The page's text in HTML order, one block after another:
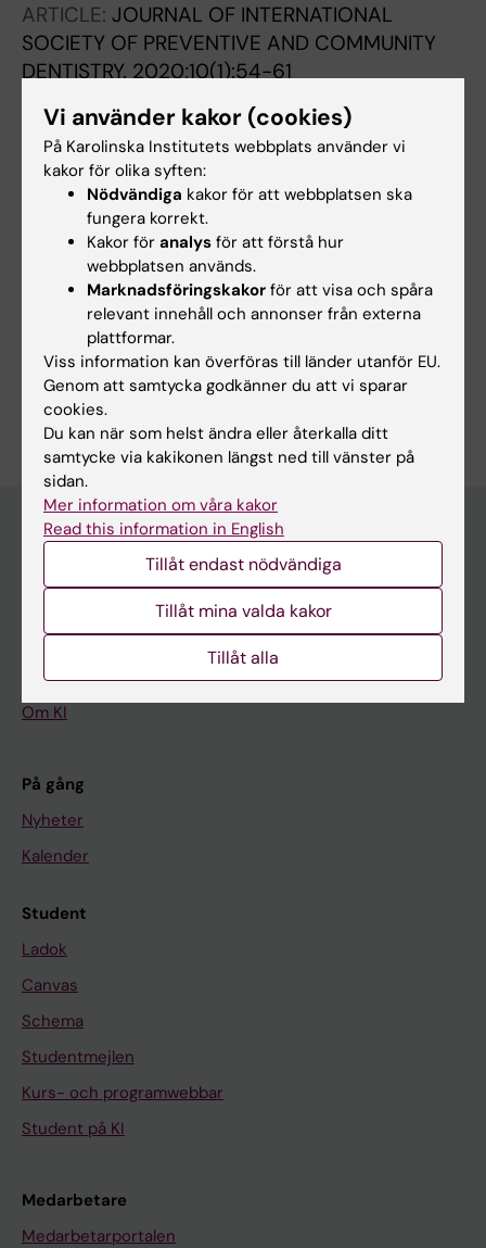
ARTICLE: JOURNAL OF INTERNATIONAL
SOCIETY OF PREVENTIVE AND COMMUNITY
DENTISTRY.2020;10(1):54-61
Stakeholder perception of the professional
role and competence of Swedish dental
hygienists: A questionnaire and interview
study
Erdenborg J; Malmqvist S; Bjurshammar N;
Johannsen G; Hultin M; Johannsen AAlla författare
Forskningsområden:
Odontologi
Är du Jonas Erdenborg?
Redigera din profil
Forskarutbildning
Forskning
Om KI
På gång
Nyheter
Kalender
Student
Ladok
Canvas
Schema
Studentmejlen
Kurs- och programwebbar
Student på KI
Medarbetare
Medarbetarportalen
Vi använder kakor (cookies)
På Karolinska Institutets webbplats använder vi
kakor för olika syften:
Nödvändiga kakor för att webbplatsen ska
fungera korrekt.
Kakor för analys för att förstå hur
webbplatsen används.
Marknadsföringskakor för att visa och spåra
relevant innehåll och annonser från externa
plattformar.
Viss information kan överföras till länder utanför EU.
Genom att samtycka godkänner du att vi sparar
cookies.
Du kan när som helst ändra eller återkalla ditt
samtycke via kakikonen längst ned till vänster på
sidan.
Mer information om våra kakor
Read this information in English
Tillåt endast nödvändiga
Tillåt mina valda kakor
Tillåt alla